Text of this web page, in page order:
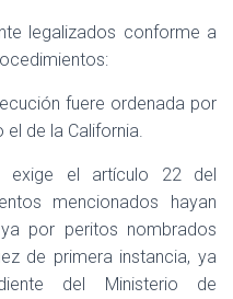
legalizados conforme a
fuere ordenada por
el de la California.
exige el artículo 22 del
mencionados hayan
por peritos nombrados
de primera instancia, ya
del Ministerio de